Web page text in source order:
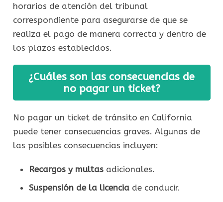
horarios de atención del tribunal
correspondiente para asegurarse de que se
realiza el pago de manera correcta y dentro de
los plazos establecidos.
¿Cuáles son las consecuencias de
no pagar un ticket?
No pagar un ticket de tránsito en California
puede tener consecuencias graves. Algunas de
las posibles consecuencias incluyen:
Recargos y multasadicionales.
Suspensión de la licenciade conducir.